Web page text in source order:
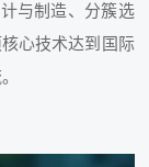
与制造、分簇选
心技术达到国际